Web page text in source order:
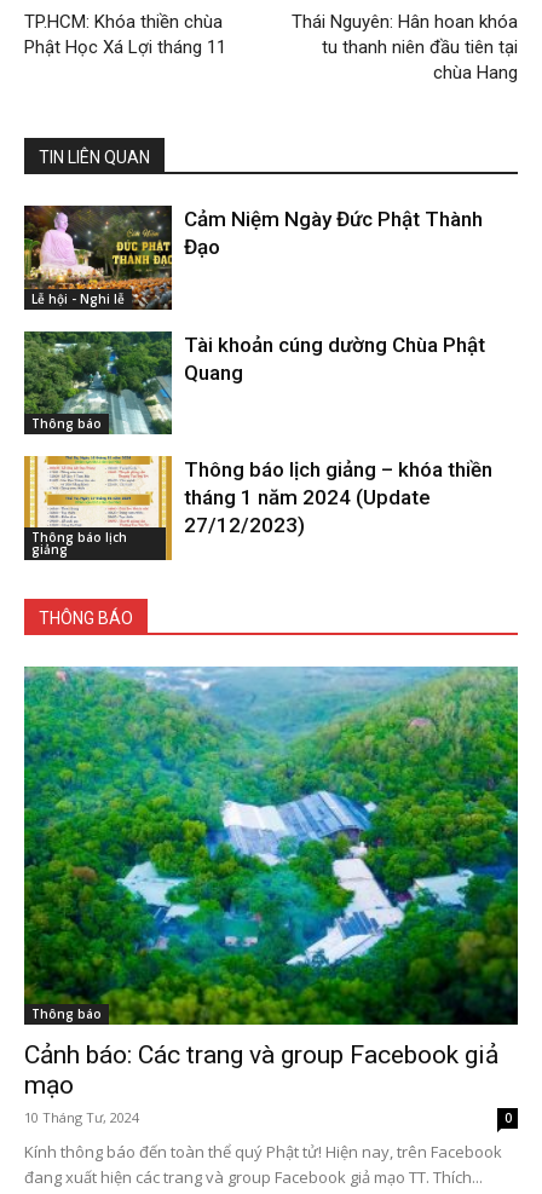
TP.HCM: Khóa thiền chùa
Phật Học Xá Lợi tháng 11
Thái Nguyên: Hân hoan khóa
tu thanh niên đầu tiên tại
chùa Hang
TIN LIÊN QUAN
Lễ hội - Nghi lễ
Cảm Niệm Ngày Đức Phật Thành
Đạo
Thông báo
Tài khoản cúng dường Chùa Phật
Quang
Thông báo lịch
giảng
Thông báo lịch giảng – khóa thiền
tháng 1 năm 2024 (Update
27/12/2023)
THÔNG BÁO
Thông báo
Cảnh báo: Các trang và group Facebook giả
mạo
10 Tháng Tư, 2024 0
Kính thông báo đến toàn thể quý Phật tử! Hiện nay, trên Facebook
đang xuất hiện các trang và group Facebook giả mạo TT. Thích...